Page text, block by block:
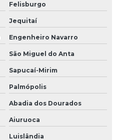
Felisburgo
Jequitaí
Engenheiro Navarro
São Miguel do Anta
Sapucaí-Mirim
Palmópolis
Abadia dos Dourados
Aiuruoca
Luislândia